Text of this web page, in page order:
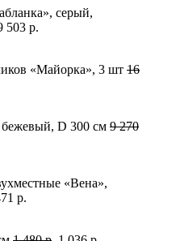
серый,
503 р.
«Майорка», 3 шт 16
D 300 см 9 270
«Вена»,
р.